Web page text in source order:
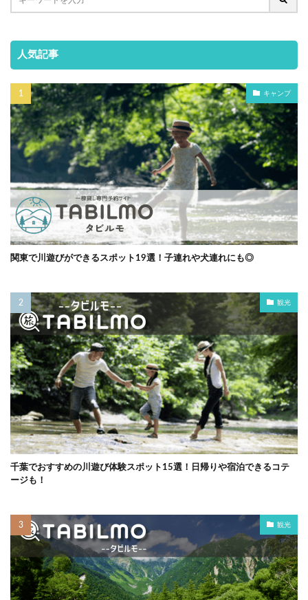
人気記事
キャンプ
関東で川遊びができるスポット19選！子連れや犬連れにも◎
観光
千葉でおすすめの川遊び体験スポット15選！日帰りや宿泊できるコテ
ージも！
観光